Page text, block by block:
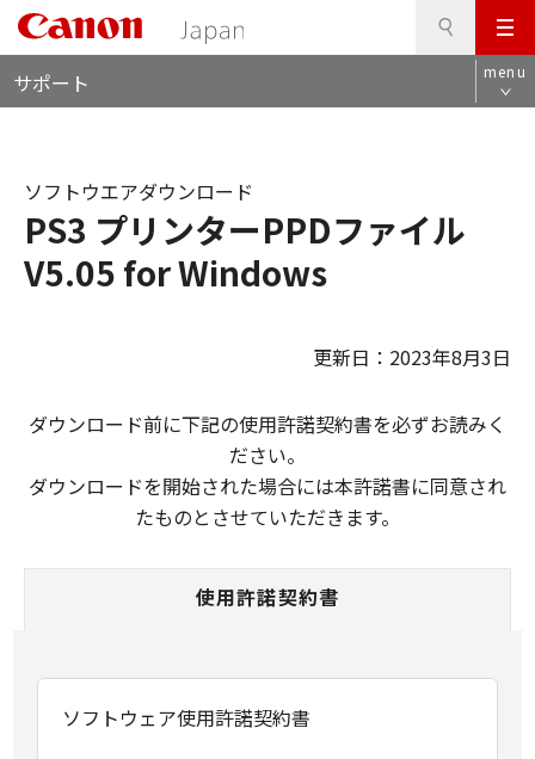
メ
ニ
ュ
サポート menu
PS3 プリンターPPDファイル
V5.05 for Windows
ソフトウエアダウンロード
更新日：2023年8月3日
ダウンロード前に下記の使用許諾契約書を必ずお読みく
ださい。
ダウンロードを開始された場合には本許諾書に同意され
たものとさせていただきます。
使用許諾契約書
ソフトウェア使用許諾契約書